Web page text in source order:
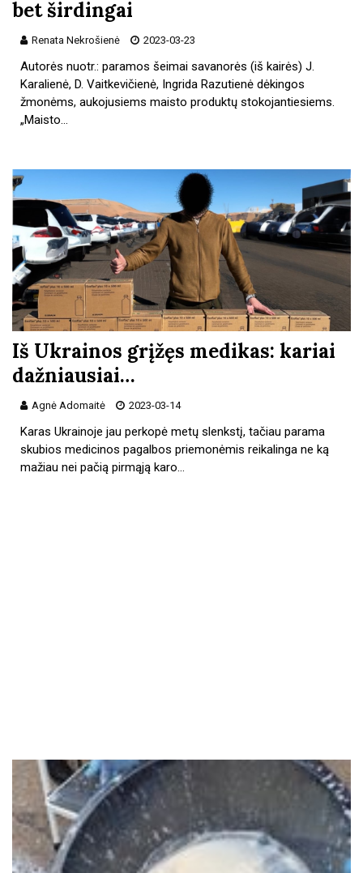
bet širdingai
Renata Nekrošienė 2023-03-23
Autorės nuotr.: paramos šeimai savanorės (iš kairės) J.
Karalienė, D. Vaitkevičienė, Ingrida Razutienė dėkingos
žmonėms, aukojusiems maisto produktų stokojantiesiems.
„Maisto…
Iš Ukrainos grįžęs medikas: kariai
dažniausiai…
Agnė Adomaitė 2023-03-14
Karas Ukrainoje jau perkopė metų slenkstį, tačiau parama
skubios medicinos pagalbos priemonėmis reikalinga ne ką
mažiau nei pačią pirmąją karo…